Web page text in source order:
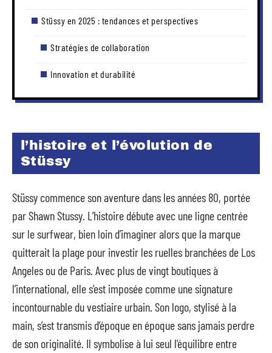
Stüssy en 2025 : tendances et perspectives
Stratégies de collaboration
Innovation et durabilité
l’histoire et l’évolution de
Stüssy
Stüssy commence son aventure dans les années 80, portée
par Shawn Stussy. L’histoire débute avec une ligne centrée
sur le surfwear, bien loin d’imaginer alors que la marque
quitterait la plage pour investir les ruelles branchées de Los
Angeles ou de Paris. Avec plus de vingt boutiques à
l’international, elle s’est imposée comme une signature
incontournable du vestiaire urbain. Son logo, stylisé à la
main, s’est transmis d’époque en époque sans jamais perdre
de son originalité. Il symbolise à lui seul l’équilibre entre